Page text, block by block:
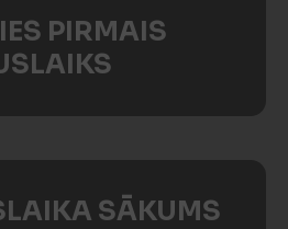
PIRMAIS
SĀKUMS